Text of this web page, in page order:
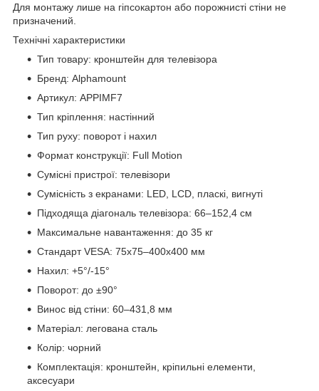
Для монтажу лише на гіпсокартон або порожнисті стіни не
призначений.
Технічні характеристики
Тип товару: кронштейн для телевізора
Бренд: Alphamount
Артикул: APPIMF7
Тип кріплення: настінний
Тип руху: поворот і нахил
Формат конструкції: Full Motion
Сумісні пристрої: телевізори
Сумісність з екранами: LED, LCD, пласкі, вигнуті
Підходяща діагональ телевізора: 66–152,4 см
Максимальне навантаження: до 35 кг
Стандарт VESA: 75x75–400x400 мм
Нахил: +5°/-15°
Поворот: до ±90°
Винос від стіни: 60–431,8 мм
Матеріал: легована сталь
Колір: чорний
Комплектація: кронштейн, кріпильні елементи,
аксесуари